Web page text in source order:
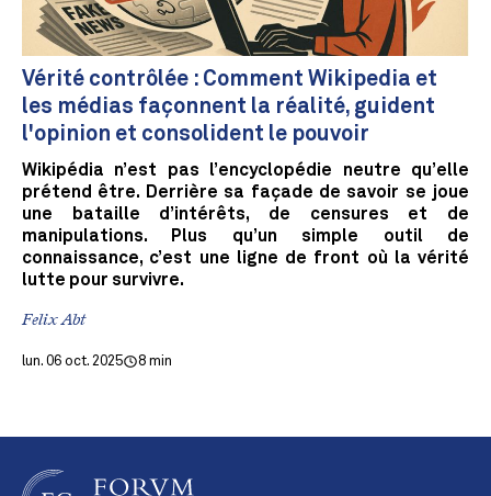
Vérité contrôlée : Comment Wikipedia et
les médias façonnent la réalité, guident
l'opinion et consolident le pouvoir
Wikipédia n’est pas l’encyclopédie neutre qu’elle
prétend être. Derrière sa façade de savoir se joue
une bataille d’intérêts, de censures et de
manipulations. Plus qu’un simple outil de
connaissance, c’est une ligne de front où la vérité
lutte pour survivre.
Felix Abt
lun. 06 oct. 2025 8 min